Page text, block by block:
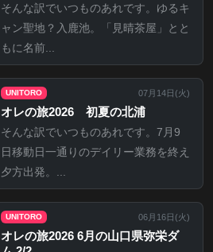
そんな訳でいつものあれです。ゆるキ
ャン聖地？入鹿池。「見晴茶屋」とと
もに名前...
UNITORO 07月14日(火)
オレの旅2026 初夏の北浦
そんな訳でいつものあれです。7月9
日移動日一通りのデイリー業務を終え
夕方出発。...
UNITORO 06月16日(火)
オレの旅2026 6月の山口県弥栄ダ